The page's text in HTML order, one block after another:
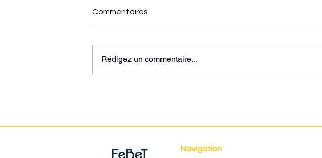
Commentaires
Rédigez un commentaire...
Navigation